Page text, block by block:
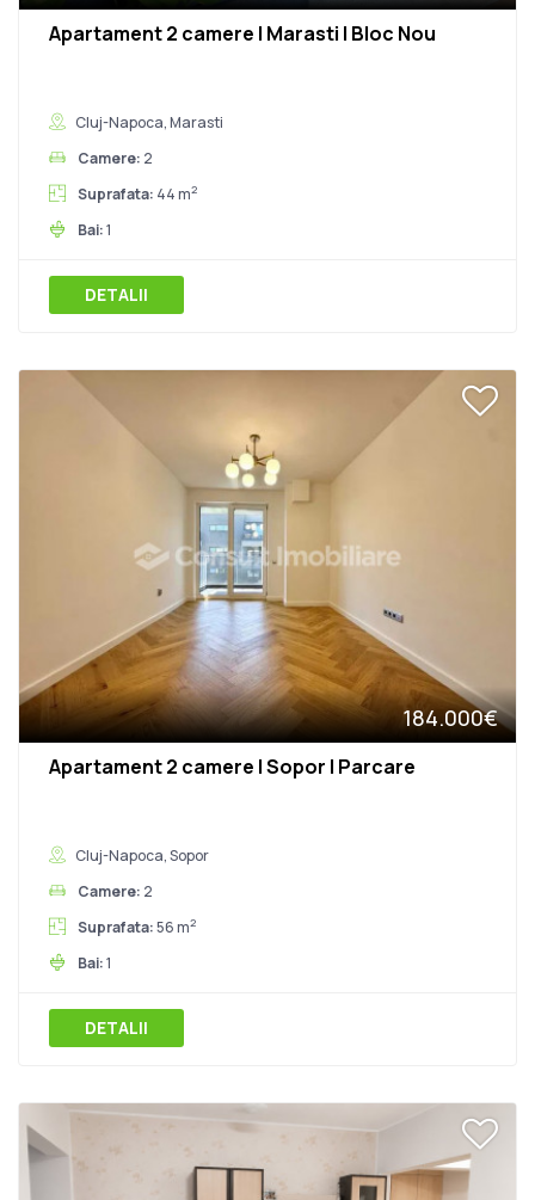
Apartament 2 camere | Marasti | Bloc Nou
Cluj-Napoca, Marasti
Camere: 2
Suprafata: 44 m2
Bai:1
DETALII
184.000€
Apartament 2 camere | Sopor | Parcare
Cluj-Napoca, Sopor
Camere: 2
Suprafata:56 m2
Bai:1
DETALII